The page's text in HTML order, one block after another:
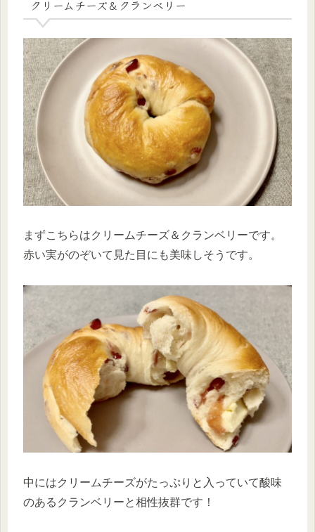
クリームチーズ＆クランベリー
まずこちらはクリームチーズ＆クランベリーです。
赤い実がのぞいて見た目にも美味しそうです。
中にはクリームチーズがたっぷりと入っていて酸味
のあるクランベリーと相性抜群です！